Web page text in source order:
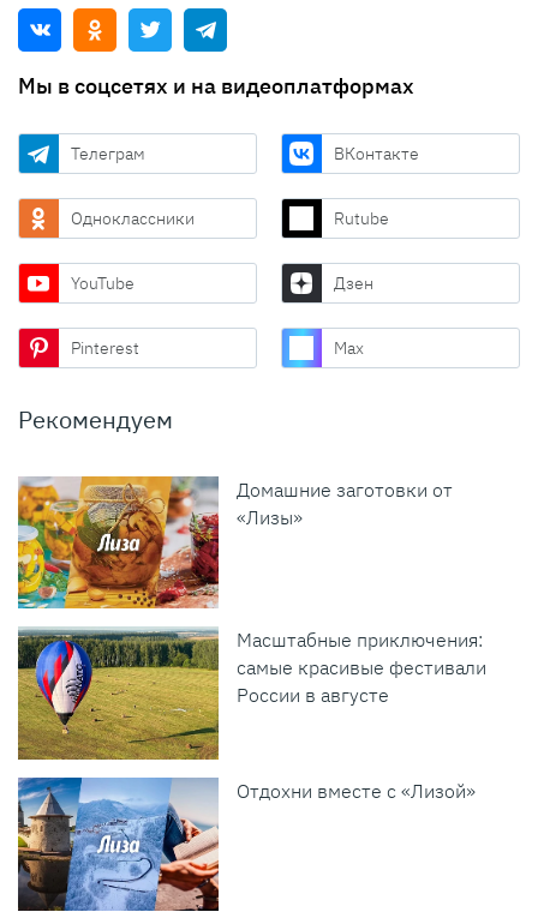
Мы в соцсетях и на видеоплатформах
Телеграм ВКонтакте
Одноклассники Rutube
YouTube Дзен
Pinterest Max
Рекомендуем
Домашние заготовки от
«Лизы»
Масштабные приключения:
самые красивые фестивали
России в августе
Отдохни вместе с «Лизой»